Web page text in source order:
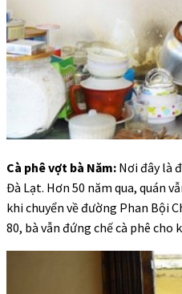
Cà phê vợt bà Năm: Nơi đây là
Đà Lạt. Hơn 50 năm qua, quán
khi chuyển về đường Phan Bội
80, bà vẫn đứng chế cà phê cho